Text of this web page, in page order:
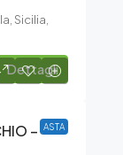
Sicilia,
Dettagli
ASTA
–